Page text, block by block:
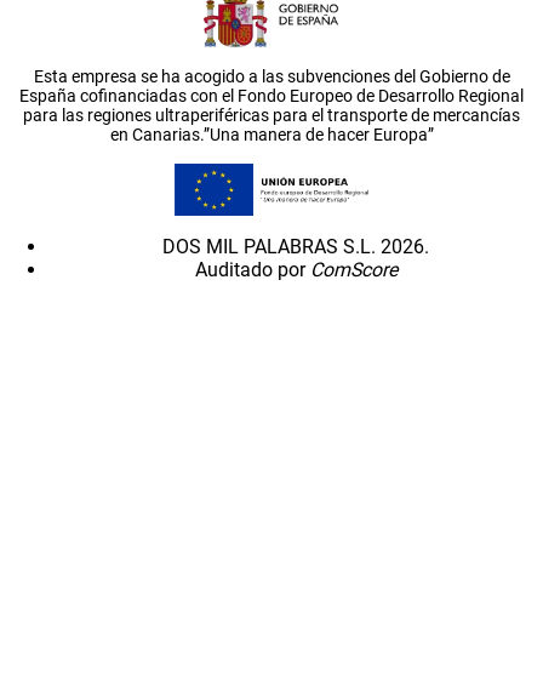
Esta empresa se ha acogido a las subvenciones del Gobierno de
España cofinanciadas con el Fondo Europeo de Desarrollo Regional
para las regiones ultraperiféricas para el transporte de mercancías
en Canarias.”Una manera de hacer Europa”
DOS MIL PALABRAS S.L. 2026.
Auditado por ComScore